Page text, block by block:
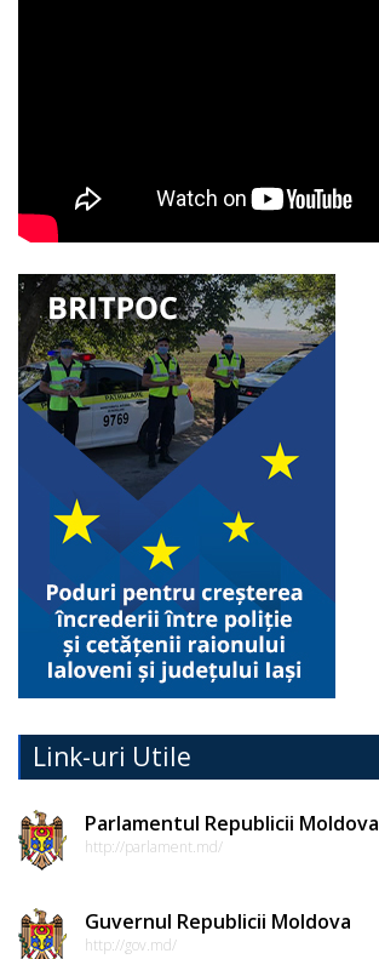
Link-uri Utile
Parlamentul Republicii Moldova
http://parlament.md/
Guvernul Republicii Moldova
http://gov.md/